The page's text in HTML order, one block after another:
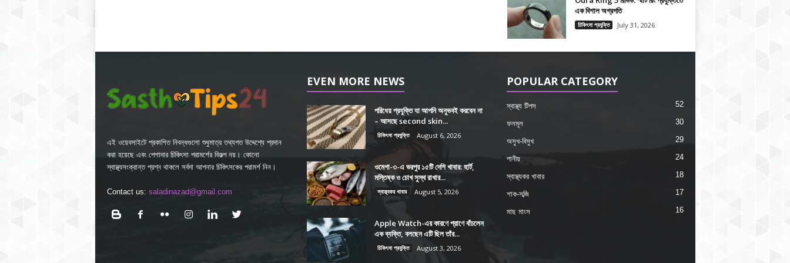
এক বিশাল অগ্রগতি
চিকিৎসা প্রযুক্তি July 31, 2026
এই ওয়েবসাইটে প্রকাশিত নিবন্ধগুলো শুধুমাত্র তথ্যগত উদ্দেশ্যে প্রদান
করা হয়েছে এবং পেশাদার চিকিৎসা পরামর্শের বিকল্প নয়। কোনো
স্বাস্থ্যসংক্রান্ত প্রশ্ন থাকলে সর্বদা আপনার চিকিৎসকের পরামর্শ নিন।
Contact us: saladinazad@gmail.com
EVEN MORE NEWS
পরিধেয় প্রযুক্তি যা আপনি অনুভবই করবেন না
– আসছে second skin...
চিকিৎসা প্রযুক্তি August 6, 2026
ওমেগা-৩-এ ভরপুর ১৫টি দেশি খাবার: হার্ট,
মস্তিষ্ক ও চোখ সুস্থ রাখার...
স্বাস্থ্যকর খাবার August 5, 2026
Apple Watch-এর কারণে প্রাণে বাঁচলেন
এক ব্যক্তি, বলছেন এটি ছিল তাঁর...
চিকিৎসা প্রযুক্তি August 3, 2026
POPULAR CATEGORY
স্বাস্থ্য টিপস 52
ফলমূল 30
অসুখ-বিসুখ 29
পানীয় 24
স্বাস্থ্যকর খাবার 18
শাক-সব্জি 17
মাছ মাংস 16